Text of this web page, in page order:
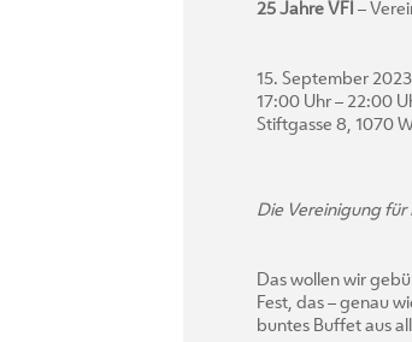
25 Jahre VFI –
15. September 2023
17:00 Uhr – 22:00
Stiftgasse 8, 1070
Die Vereinigung
Das wollen wir
Fest, das – genau
buntes Buffet aus